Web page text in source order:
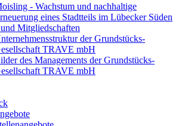
- Wachstum und nachhaltige
eines Stadtteils im Lübecker Süden
Mitgliedschaften
der Grundstücks-
TRAVE mbH
des Managements der Grundstücks-
TRAVE mbH